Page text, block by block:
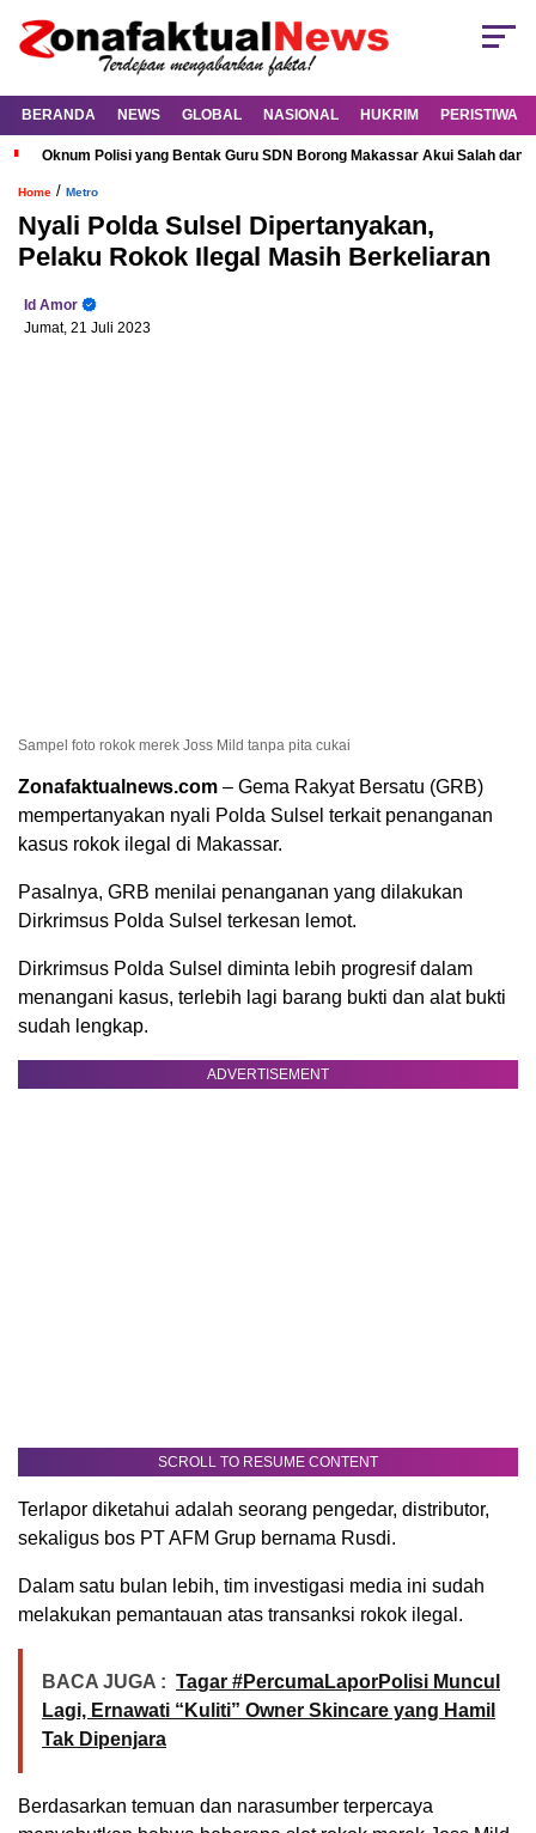
BERANDA NEWS GLOBAL NASIONAL HUKRIM PERISTIWA
Oknum Polisi yang Bentak Guru SDN Borong Makassar Akui Salah dan
Home / Metro
Nyali Polda Sulsel Dipertanyakan,
Pelaku Rokok Ilegal Masih Berkeliaran
Id Amor
Jumat, 21 Juli 2023
Sampel foto rokok merek Joss Mild tanpa pita cukai
Zonafaktualnews.com – Gema Rakyat Bersatu (GRB)
mempertanyakan nyali Polda Sulsel terkait penanganan
kasus rokok ilegal di Makassar.
Pasalnya, GRB menilai penanganan yang dilakukan
Dirkrimsus Polda Sulsel terkesan lemot.
Dirkrimsus Polda Sulsel diminta lebih progresif dalam
menangani kasus, terlebih lagi barang bukti dan alat bukti
sudah lengkap.
ADVERTISEMENT
SCROLL TO RESUME CONTENT
Terlapor diketahui adalah seorang pengedar, distributor,
sekaligus bos PT AFM Grup bernama Rusdi.
Dalam satu bulan lebih, tim investigasi media ini sudah
melakukan pemantauan atas transanksi rokok ilegal.
BACA JUGA : Tagar #PercumaLaporPolisi Muncul
Lagi, Ernawati “Kuliti” Owner Skincare yang Hamil
Tak Dipenjara
Berdasarkan temuan dan narasumber terpercaya